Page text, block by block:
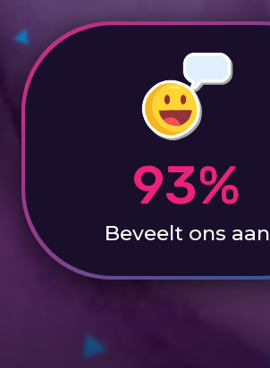
93%
Beveelt ons aan